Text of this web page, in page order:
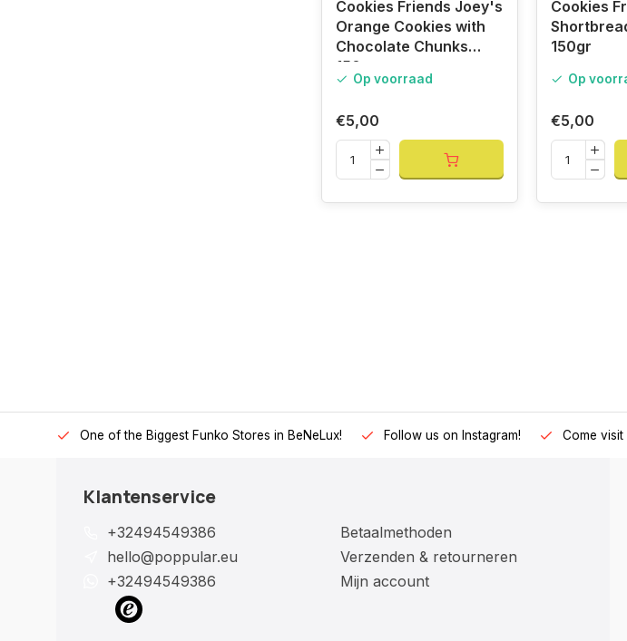
Cookies Friends Joey's
Orange Cookies with
Chocolate Chunks
150gr
Op voorraad
€5,00
Cookies
150gr
Op
€5,00
One of the Biggest Funko Stores in BeNeLux! Follow us on Instagram! Come visit
Klantenservice
+32494549386
hello@poppular.eu
+32494549386
Betaalmethoden
Verzenden & retourneren
Mijn account